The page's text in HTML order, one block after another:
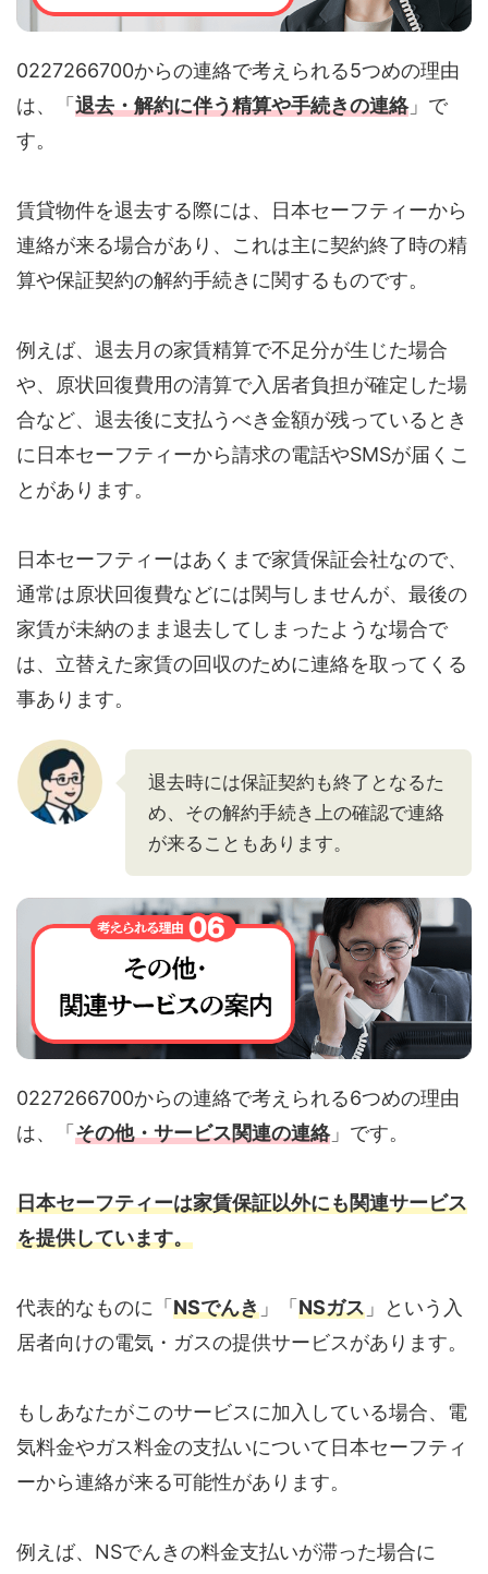
0227266700からの連絡で考えられる5つめの理由
は、「 退去・解約に伴う精算や手続きの連絡」で
す。
賃貸物件を退去する際には、日本セーフティーから
連絡が来る場合があり、これは主に契約終了時の精
算や保証契約の解約手続きに関するものです。
例えば、退去月の家賃精算で不足分が生じた場合
や、原状回復費用の清算で入居者負担が確定した場
合など、退去後に支払うべき金額が残っているとき
に日本セーフティーから請求の電話やSMSが届くこ
とがあります。
日本セーフティーはあくまで家賃保証会社なので、
通常は原状回復費などには関与しませんが、最後の
家賃が未納のまま退去してしまったような場合で
は、立替えた家賃の回収のために連絡を取ってくる
事あります。
退去時には保証契約も終了となるた
め、その解約手続き上の確認で連絡
が来ることもあります。
0227266700からの連絡で考えられる6つめの理由
は、「その他・サービス関連の連絡」です。
日本セーフティーは家賃保証以外にも関連サービス
を提供しています。
代表的なものに「NSでんき 」「NSガス 」という入
居者向けの電気・ガスの提供サービスがあります。
もしあなたがこのサービスに加入している場合、電
気料金やガス料金の支払いについて日本セーフティ
ーから連絡が来る可能性があります。
例えば、NSでんきの料金支払いが滞った場合に